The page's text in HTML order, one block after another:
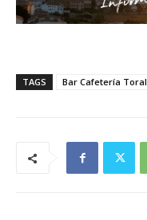
TAGS Bar Cafetería Toral